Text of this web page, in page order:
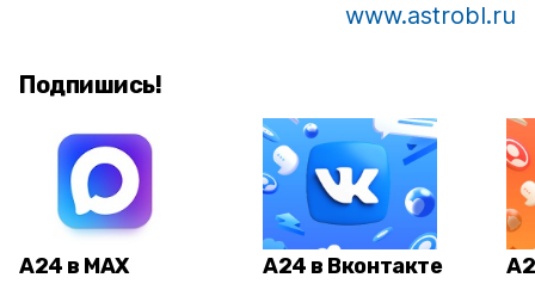
www.astrobl.ru
Подпишись!
А24 в MAX А24 в Вконтакте